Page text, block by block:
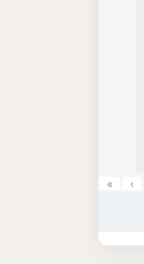
« ‹